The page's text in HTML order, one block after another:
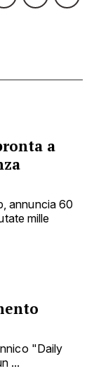
a
annuncia 60
mille
"Daily
...